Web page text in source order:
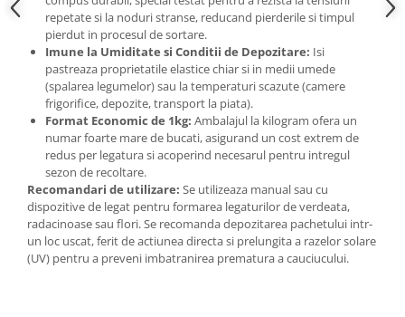
repetate si la noduri stranse, reducand pierderile si timpul
pierdut in procesul de sortare.
Imune la Umiditate si Conditii de Depozitare: Isi
pastreaza proprietatile elastice chiar si in medii umede
(spalarea legumelor) sau la temperaturi scazute (camere
frigorifice, depozite, transport la piata).
Format Economic de 1kg: Ambalajul la kilogram ofera un
numar foarte mare de bucati, asigurand un cost extrem de
redus per legatura si acoperind necesarul pentru intregul
sezon de recoltare.
Recomandari de utilizare: Se utilizeaza manual sau cu
dispozitive de legat pentru formarea legaturilor de verdeata,
radacinoase sau flori. Se recomanda depozitarea pachetului intr-
un loc uscat, ferit de actiunea directa si prelungita a razelor solare
(UV) pentru a preveni imbatranirea prematura a cauciucului.